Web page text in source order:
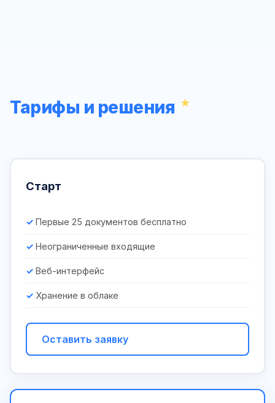
Тарифы и решения
Старт
Первые 25 документов бесплатно
Неограниченные входящие
Веб-интерфейс
Хранение в облаке
Оставить заявку